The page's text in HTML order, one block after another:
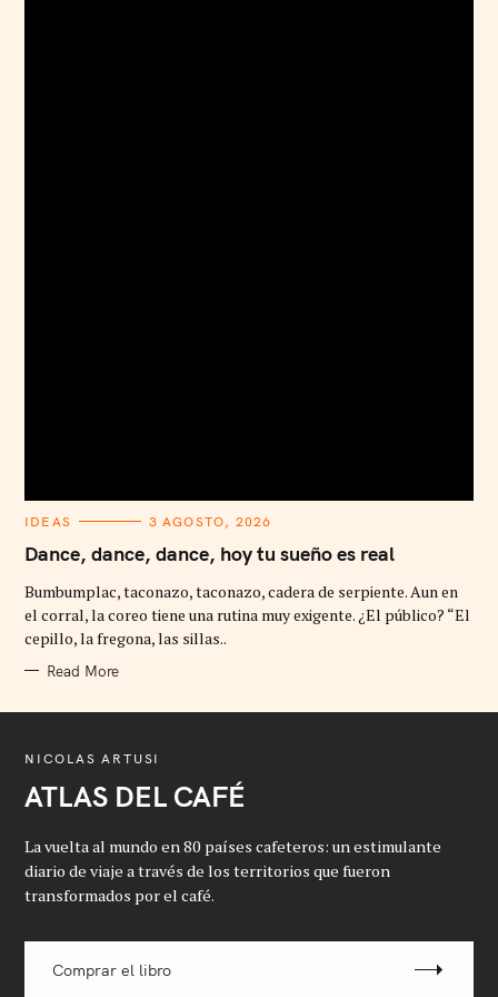
C
T
E
O
R
I
E
IDEAS 3 AGOSTO, 2026
Dance, dance, dance, hoy tu sueño es real
Bumbumplac, taconazo, taconazo, cadera de serpiente. Aun en
el corral, la coreo tiene una rutina muy exigente. ¿El público? “El
cepillo, la fregona, las sillas..
Read More
NICOLAS ARTUSI
ATLAS DEL CAFÉ
La vuelta al mundo en 80 países cafeteros: un estimulante
diario de viaje a través de los territorios que fueron
transformados por el café.
Comprar el libro